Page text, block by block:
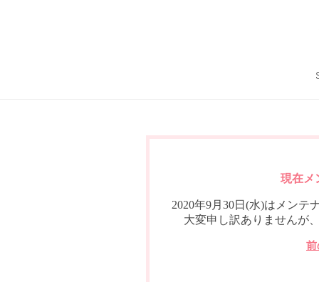
現在メ
2020年9月30日(水)はメンテ
大変申し訳ありませんが
前